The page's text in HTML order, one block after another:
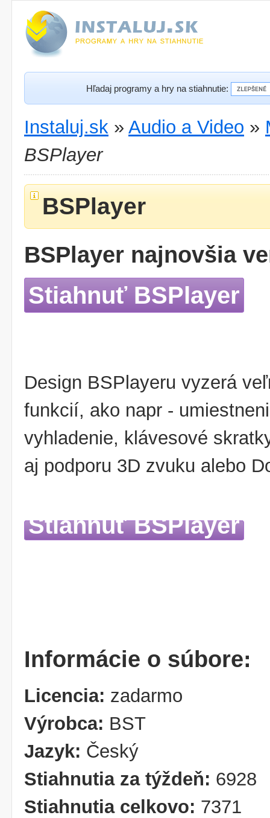
Hľadaj programy a hry na stiahnutie:
Instaluj.sk » Audio a Video »
BSPlayer
BSPlayer
BSPlayer najnovšia
Stiahnuť BSPlayer
Design BSPlayeru vyzerá
funkcií, ako napr -
vyhladenie, klávesové
aj podporu 3D zvuku alebo
Stiahnuť BSPlayer
Informácie o súbore:
Licencia: zadarmo
Výrobca: BST
Jazyk: Český
Stiahnutia za týždeň: 6928
Stiahnutia celkovo: 7371